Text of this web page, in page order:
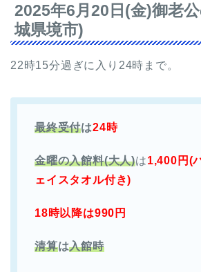
2025年6月20日(金)御老
城県境市)
22時15分過ぎに入り24時まで。
最終受付は24時
金曜の入館料(大人)は1,400円(
ェイスタオル付き)
18時以降は990円
清算は入館時